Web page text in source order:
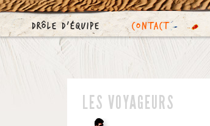
Drôle d’équipe Contact
LES VOYAGEURS